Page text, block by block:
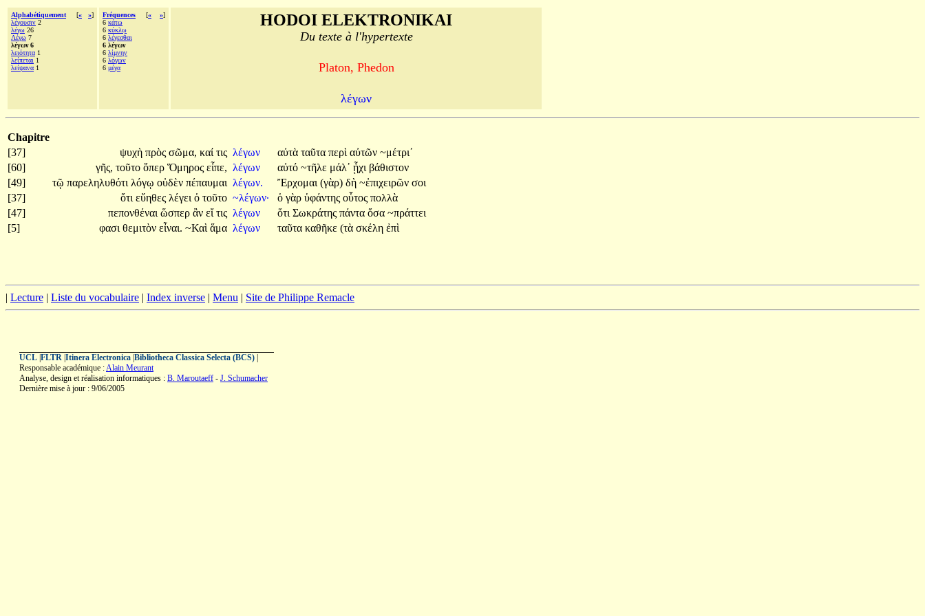
Alphabétiquement [« »]
λέγουσιν 2
λέγω 26
Λέγω 7
λέγων 6
λειότητα 1
λείπεται 1
λείψανα 1
Fréquences [« »]
6 κάτω
6 κύκλῳ
6 λέγεσθαι
6 λέγων
6 λίμνην
6 λόγων
6 μέγα
HODOI ELEKTRONIKAI
Du texte à l'hypertexte
Platon, Phedon
λέγων
Chapitre
[37]
ψυχὴ πρὸς σῶμα, καί τις λέγων αὐτὰ ταῦτα περὶ αὐτῶν ~μέτρι᾽
[60]
γῆς, τοῦτο ὅπερ Ὅμηρος εἶπε, λέγων αὐτό ~τῆλε μάλ᾽ ᾗχι βάθιστον
[49]
τῷ παρεληλυθότι λόγῳ οὐδὲν πέπαυμαι λέγων. Ἔρχομαι (γὰρ) δὴ ~ἐπιχειρῶν σοι
[37]
ὅτι εὔηθες λέγει ὁ τοῦτο ~λέγων· ὁ γὰρ ὑφάντης οὗτος πολλὰ
[47]
πεπονθέναι ὥσπερ ἂν εἴτις λέγων ὅτι Σωκράτης πάντα ὅσα ~πράττει
[5]
φασι θεμιτὸν εἶναι. ~Καὶ ἅμα λέγων ταῦτα καθῆκε (τὰ σκέλη ἐπὶ
| Lecture | Liste du vocabulaire | Index inverse | Menu | Site de Philippe Remacle
UCL FLTR Itinera Electronica Bibliotheca Classica Selecta (BCS)
Responsable académique :Alain Meurant
Analyse, design et réalisation informatiques : B. Maroutaeff - J. Schumacher
Dernière mise à jour : 9/06/2005